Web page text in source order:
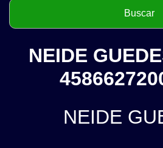
NEIDE
NEIDE